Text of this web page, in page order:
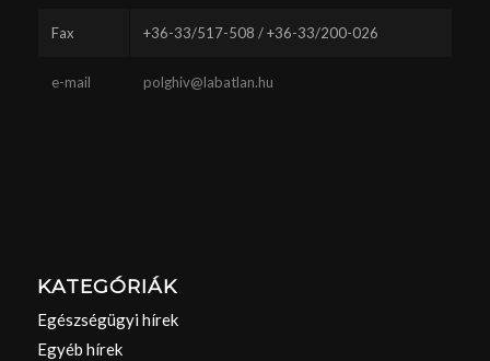
Fax +36-33/517-508 / +36-33/200-026
e-mail polghiv@labatlan.hu
KATEGÓRIÁK
Egészségügyi hírek
Egyéb hírek